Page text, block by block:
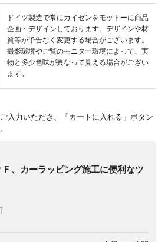
ドイツ製造で常にカイゼンをモットーに商品
企画・デザインしております。デザインや材
質等が予告なく変更する場合がございます。
撮影環境やご覧のモニター環境によって、実
物と多少色味が異なって見える場合がござい
ます。
入力いただき、「カートに入れる」ボタン
、カーラッピング施工に便利なツ